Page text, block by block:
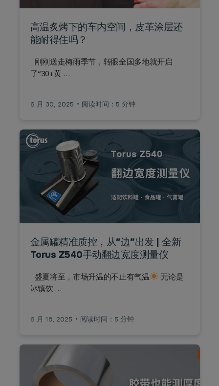
高温炙烤下的车内空间，皮革涂层还
能耐得住吗？
刚刚送走梅雨季节，转眼全国多地就开启
了“30+黄 …
6 月 30, 2025 阅读时间：5 分钟
金属罐精准质控，从”边”出发 | 全新
Torus Z540手动翻边宽度测量仪
盛夏将至，市场升温的不止有气温
无论是
冰镇饮 …
6 月 18, 2025 阅读时间：5 分钟